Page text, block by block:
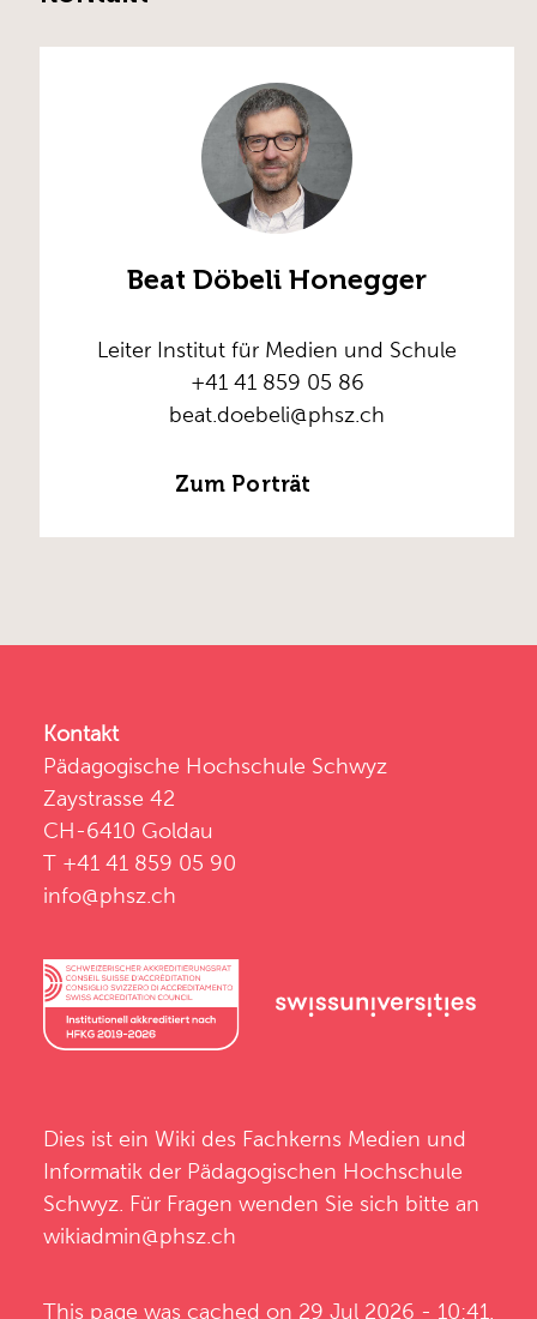
Beat Döbeli Honegger
Leiter Institut für Medien und Schule
+41 41 859 05 86
beat.doebeli@phsz.ch
Zum Porträt
Kontakt
Pädagogische Hochschule Schwyz
Zaystrasse 42
CH-6410 Goldau
T +41 41 859 05 90
info@phsz.ch
Dies ist ein Wiki des Fachkerns Medien und
Informatik der Pädagogischen Hochschule
Schwyz . Für Fragen wenden Sie sich bitte an
wikiadmin@phsz.ch
This page was cached on 29 Jul 2026 - 10:41.